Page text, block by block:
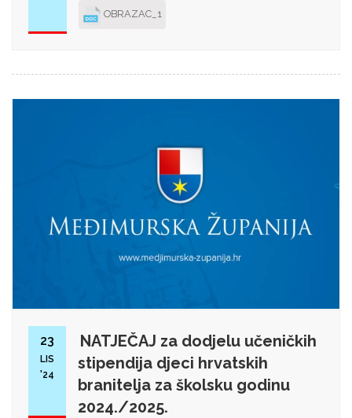
OBRAZAC_1
23
LIS
'24
NATJEČAJ za dodjelu učeničkih
stipendija djeci hrvatskih
branitelja za školsku godinu
2024./2025.